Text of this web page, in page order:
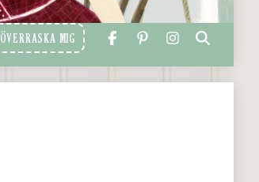
ÖVERRASKA MIG